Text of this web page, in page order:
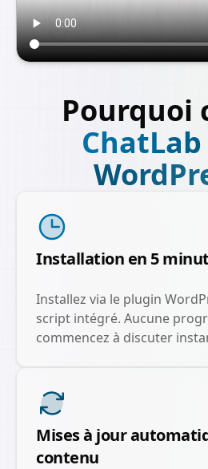
Pourquoi
Installation en 5
Installez via le plugin
script intégré. Aucune
commencez à discuter
Mises à jour
contenu